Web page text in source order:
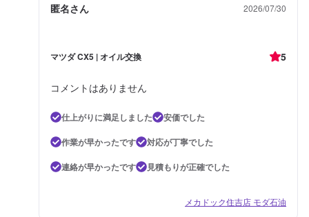
匿名さん 2026/07/30
マツダ CX5 | オイル交換 5
コメントはありません
仕上がりに満足しました
安価でした
作業が早かったです
対応が丁寧でした
連絡が早かったです
見積もりが正確でした
メカドック住吉店 モダ石油